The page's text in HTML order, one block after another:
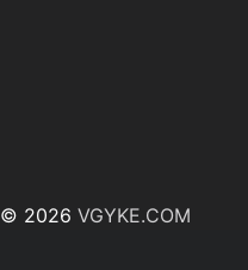
© 2026 VGYKE.COM